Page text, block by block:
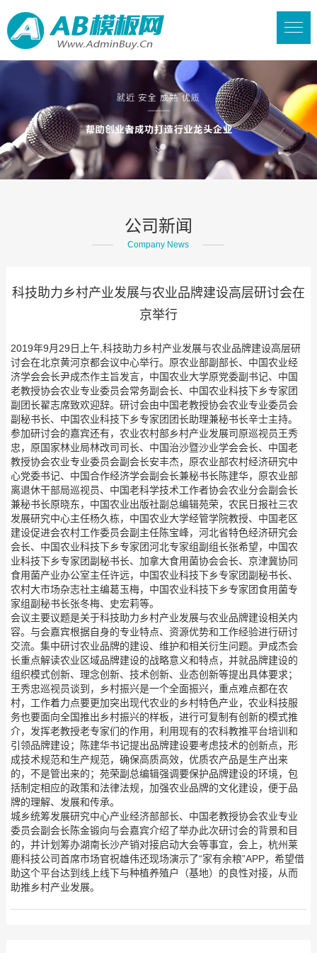
公司新闻
Company News
科技助力乡村产业发展与农业品牌建设高层研讨会在
京举行
2019年9月29日上午,科技助力乡村产业发展与农业品牌建设高层研
讨会在北京黄河京都会议中心举行。原农业部副部长、中国农业经
济学会会长尹成杰作主旨发言，中国农业大学原党委副书记、中国
老教授协会农业专业委员会常务副会长、中国农业科技下乡专家团
副团长翟志席致欢迎辞。研讨会由中国老教授协会农业专业委员会
副秘书长、中国农业科技下乡专家团团长助理兼秘书长辛士主持。
参加研讨会的嘉宾还有，农业农村部乡村产业发展司原巡视员王秀
忠，原国家林业局林改司司长、中国治沙暨沙业学会会长、中国老
教授协会农业专业委员会副会长安丰杰，原农业部农村经济研究中
心党委书记、中国合作经济学会副会长兼秘书长陈建华，原农业部
离退休干部局巡视员、中国老科学技术工作者协会农业分会副会长
兼秘书长原晓东，中国农业出版社副总编辑苑荣，农民日报社三农
发展研究中心主任杨久栋，中国农业大学经管学院教授、中国老区
建设促进会农村工作委员会副主任陈宝峰，河北省特色经济研究会
会长、中国农业科技下乡专家团河北专家组副组长张希望，中国农
业科技下乡专家团副秘书长、加拿大食用菌协会会长、京津冀协同
食用菌产业办公室主任许远，中国农业科技下乡专家团副秘书长、
农村大市场杂志社主编葛玉梅，中国农业科技下乡专家团食用菌专
家组副秘书长张冬梅、史宏莉等。
会议主要议题是关于科技助力乡村产业发展与农业品牌建设相关内
容。与会嘉宾根据自身的专业特点、资源优势和工作经验进行研讨
交流。集中研讨农业品牌的建设、维护和相关衍生问题。尹成杰会
长重点解读农业区域品牌建设的战略意义和特点，并就品牌建设的
组织模式创新、理念创新、技术创新、业态创新等提出具体要求；
王秀忠巡视员谈到，乡村振兴是一个全面振兴，重点难点都在农
村，工作着力点要更加突出现代农业的乡村特色产业，农业科技服
务也要面向全国推出乡村振兴的样板，进行可复制有创新的模式推
介，发挥老教授老专家们的作用，利用现有的农科教推平台培训和
引领品牌建设；陈建华书记提出品牌建设要考虑技术的创新点，形
成技术规范和生产规范，确保高质高效，优质农产品是生产出来
的，不是管出来的；苑荣副总编辑强调要保护品牌建设的环境，包
括制定相应的政策和法律法规，加强农业品牌的文化建设，便于品
牌的理解、发展和传承。
城乡统筹发展研究中心产业经济部部长、中国老教授协会农业专业
委员会副会长陈金锻向与会嘉宾介绍了举办此次研讨会的背景和目
的，并计划筹办湖南长沙产销对接启动大会等事宜，会上，杭州莱
鹿科技公司首席市场官祝雄伟还现场演示了“家有余粮”APP，希望借
助这个平台达到线上线下与种植养殖户（基地）的良性对接，从而
助推乡村产业发展。